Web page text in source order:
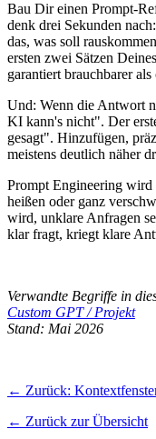
Bau Dir einen Prompt-
denk drei Sekunden
das, was soll
ersten zwei Sätzen
garantiert brauchbarer als
Und: Wenn die Antwort
KI kann's nicht". Der
gesagt". Hinzufügen,
meistens deutlich näher
Prompt Engineering wird
heißen oder ganz
wird, unklare Anfragen
klar fragt, kriegt klare
Verwandte Begriffe in
Custom GPT / Projekt
Stand: Mai 2026
← Zurück:
← Zurück zur Übersicht